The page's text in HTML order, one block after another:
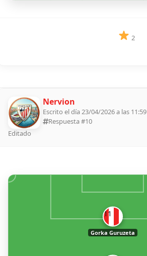
2
Nervion
Escrito el día 23/04/2026 a las 11:59
Respuesta #10
Editado
11
Gorka Guruzeta